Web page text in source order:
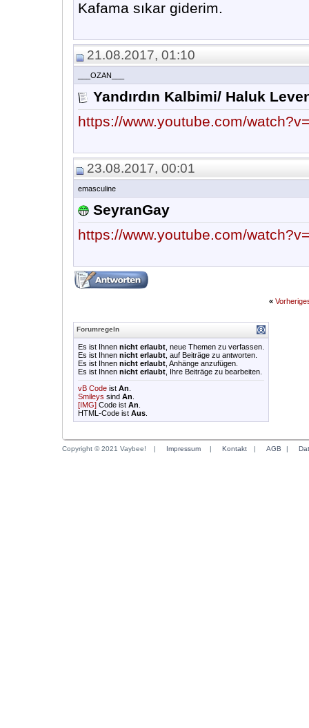
Kafama sıkar giderim.
21.08.2017, 01:10
___OZAN___
Yandırdın Kalbimi/ Haluk
https://www.youtube.com/
23.08.2017, 00:01
emasculine
SeyranGay
https://www.youtube.com/
«
Forumregeln
Es ist Ihnen nicht erlaubt , neue Themen zu verfassen.
Es ist Ihnen nicht erlaubt , auf Beiträge zu antworten.
Es ist Ihnen nicht erlaubt , Anhänge anzufügen.
Es ist Ihnen nicht erlaubt , Ihre Beiträge zu bearbeiten.
vB Code ist An
Smileys sind An
[IMG] Code ist An
HTML-Code ist Aus
Copyright © 2021 Vaybee! | Impressum | Kontakt | AGB |